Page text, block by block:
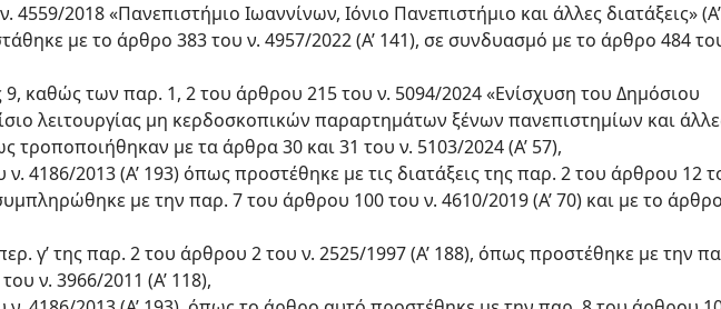
4559/2018 «Πανεπιστήμιο Ιωαννίνων, Ιόνιο Πανεπιστήμιο και άλλες διατάξεις»
με το άρθρο 383 του ν. 4957/2022 (Α’ 141), σε συνδυασμό με το άρθρο 484
καθώς των παρ. 1, 2 του άρθρου 215 του ν. 5094/2024 «Ενίσχυση του Δημόσιου
λειτουργίας μη κερδοσκοπικών παραρτημάτων ξένων πανεπιστημίων και
τροποποιήθηκαν με τα άρθρα 30 και 31 του ν. 5103/2024 (Α’ 57),
4186/2013 (Α’ 193) όπως προστέθηκε με τις διατάξεις της παρ. 2 του άρθρου 12
με την παρ. 7 του άρθρου 100 του ν. 4610/2019 (Α’ 70) και με το
γ’ της παρ. 2 του άρθρου 2 του ν. 2525/1997 (Α’ 188), όπως προστέθηκε με την
ν. 3966/2011 (Α’ 118),